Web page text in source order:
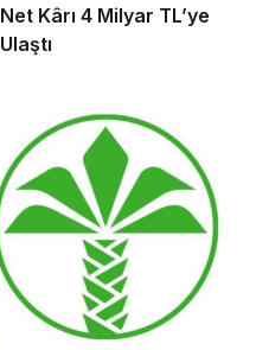
Net Kârı 4 Milyar TL’ye
Ulaştı